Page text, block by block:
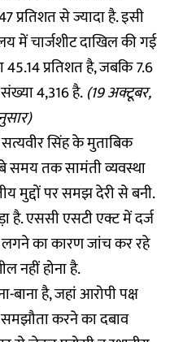
प्रतिशत से ज्यादा है. इसी
में चार्जशीट दाखिल की गई
प्रतिशत है, जबकि 7.6
4,316 है.(19 अक्टूबर,
सिंह के मुताबिक
समय तक सामंती व्यवस्था
मुद्दों पर समझ देरी से बनी.
है. एससी एसटी एक्ट में दर्ज
का कारण जांच कर रहे
नहीं होना है.
बाना है, जहां आरोपी पक्ष
करने का दबाव